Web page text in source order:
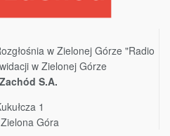
w Zielonej Górze "Radio
w Zielonej Górze
S.A.
1
Góra